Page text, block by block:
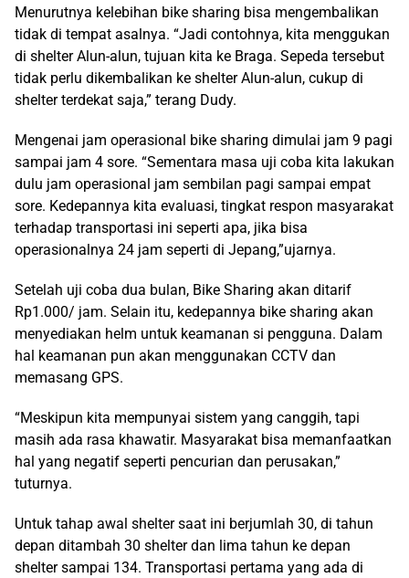
Menurutnya kelebihan bike sharing bisa mengembalikan
tidak di tempat asalnya. “Jadi contohnya, kita menggukan
di shelter Alun-alun, tujuan kita ke Braga. Sepeda tersebut
tidak perlu dikembalikan ke shelter Alun-alun, cukup di
shelter terdekat saja,” terang Dudy.
Mengenai jam operasional bike sharing dimulai jam 9 pagi
sampai jam 4 sore. “Sementara masa uji coba kita lakukan
dulu jam operasional jam sembilan pagi sampai empat
sore. Kedepannya kita evaluasi, tingkat respon masyarakat
terhadap transportasi ini seperti apa, jika bisa
operasionalnya 24 jam seperti di Jepang,”ujarnya.
Setelah uji coba dua bulan, Bike Sharing akan ditarif
Rp1.000/ jam. Selain itu, kedepannya bike sharing akan
menyediakan helm untuk keamanan si pengguna. Dalam
hal keamanan pun akan menggunakan CCTV dan
memasang GPS.
“Meskipun kita mempunyai sistem yang canggih, tapi
masih ada rasa khawatir. Masyarakat bisa memanfaatkan
hal yang negatif seperti pencurian dan perusakan,”
tuturnya.
Untuk tahap awal shelter saat ini berjumlah 30, di tahun
depan ditambah 30 shelter dan lima tahun ke depan
shelter sampai 134. Transportasi pertama yang ada di